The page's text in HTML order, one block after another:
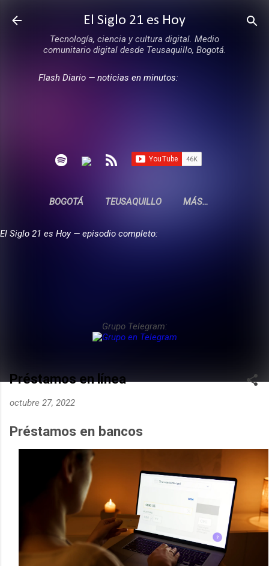
Ir al contenido principal
El Siglo 21 es Hoy
Tecnología, ciencia y cultura digital. Medio
comunitario digital desde Teusaquillo, Bogotá.
Flash Diario — noticias en minutos:
BOGOTÁ TEUSAQUILLO MÁS…
El Siglo 21 es Hoy — episodio completo:
Grupo Telegram:
Préstamos en línea
octubre 27, 2022
Préstamos en bancos